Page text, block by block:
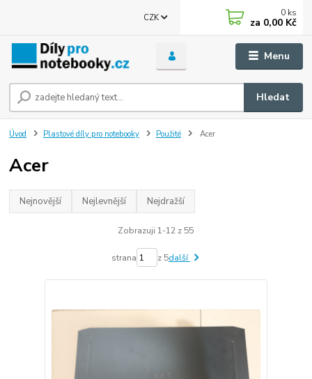
Menu
CZK
Hledat
0 ks
za 0,00 Kč
Úvod Plastové díly pro notebooky Použité Acer
Acer
Nejnovější Nejlevnější Nejdražší
Zobrazuji 1-12 z 55
strana z 5další